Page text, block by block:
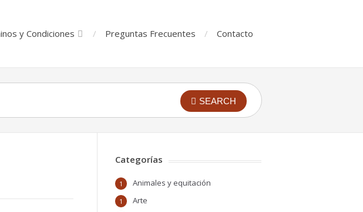
y Condiciones Preguntas Frecuentes Contacto
SEARCH
Categorías
Animales y equitación
1
Arte
1